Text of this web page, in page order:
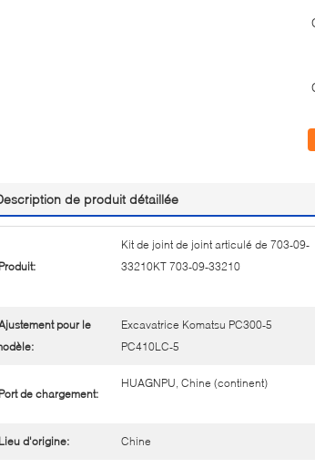
de produit détaillée
Kit de joint de joint articulé de 703-09-
33210KT 703-09-33210
pour le
Excavatrice Komatsu PC300-5
PC410LC-5
de chargement:
HUAGNPU, Chine (continent)
d'origine: Chine